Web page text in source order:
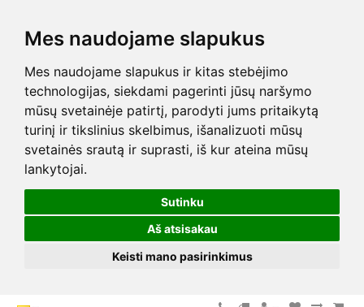
Mes naudojame slapukus
Mes naudojame slapukus ir kitas stebėjimo
technologijas, siekdami pagerinti jūsų naršymo
mūsų svetainėje patirtį, parodyti jums pritaikytą
turinį ir tikslinius skelbimus, išanalizuoti mūsų
svetainės srautą ir suprasti, iš kur ateina mūsų
lankytojai.
Sutinku
Aš atsisakau
Keisti mano pasirinkimus